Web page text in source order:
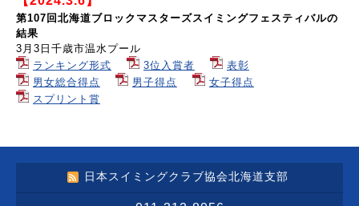
第107回北海道ブロックマスターズスイミングフェスティバルの
結果
3月3日千歳市温水プール
ランキング形式
3位入賞者
表彰
男女総合得点
男子得点
女子得点
スプリント賞
日本スイミングクラブ協会北海道支部